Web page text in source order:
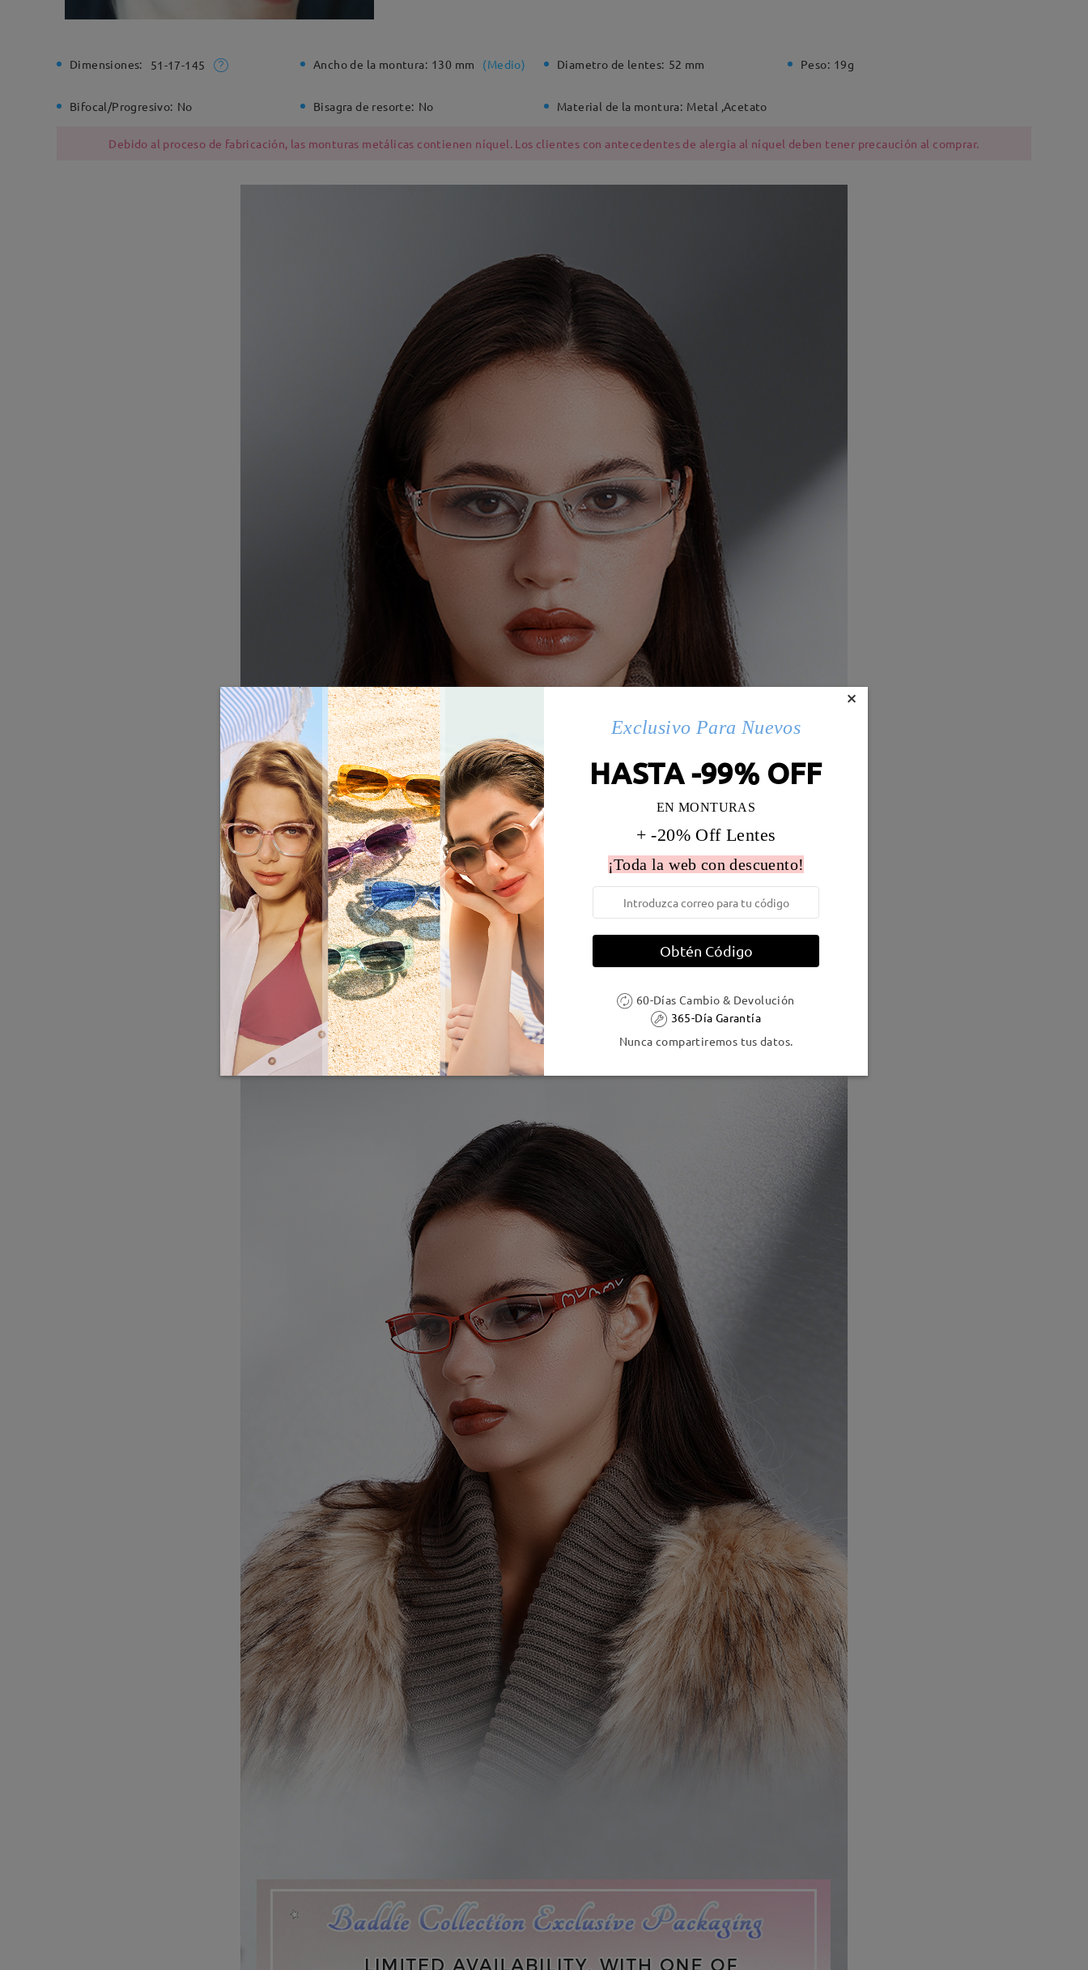
Dimensiones: 51-17-145 Ancho de la montura: 130 mm (Medio) Diametro de lentes: 52 mm Peso: 19g
Bifocal/Progresivo: No Bisagra de resorte: No Material de la montura: Metal ,Acetato
Debido al proceso de fabricación, las monturas metálicas contienen níquel. Los clientes con antecedentes de alergia al níquel deben tener precaución al comprar.
×
Exclusivo Para Nuevos
HASTA -99% OFF
EN MONTURAS
+ -20% Off Lentes
¡Toda la web con descuento!
Obtén Código
60-Días Cambio & Devolución
365-Día Garantía
Nunca compartiremos tus datos.